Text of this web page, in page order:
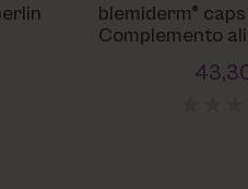
blemiderm®
Complemento